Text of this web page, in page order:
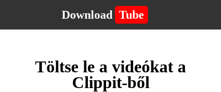
Download Tube
Töltse le a videókat a
Clippit-ből